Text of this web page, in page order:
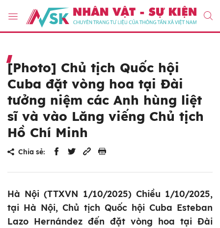
[Photo] Chủ tịch Quốc hội
Cuba đặt vòng hoa tại Đài
tưởng niệm các Anh hùng liệt
sĩ và vào Lăng viếng Chủ tịch
Hồ Chí Minh
Chia sẻ:
Hà Nội (TTXVN 1/10/2025) Chiều 1/10/2025,
tại Hà Nội, Chủ tịch Quốc hội Cuba Esteban
Lazo Hernández đến đặt vòng hoa tại Đài